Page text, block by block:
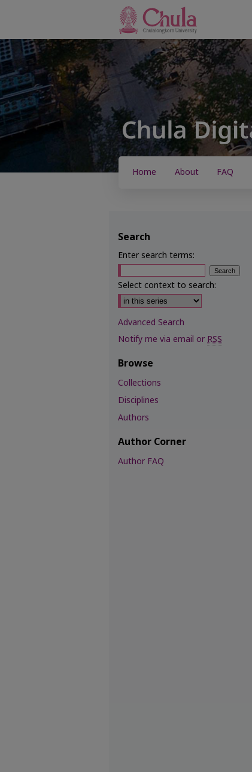
Home About FAQ
Search
Enter search terms:
Select context to search:
Advanced Search
Notify me via email orRSS
Browse
Collections
Disciplines
Authors
Author Corner
Author FAQ